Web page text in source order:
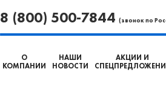
8 (800) 500-7844 (звонок по
О
КОМПАНИИ
НАШИ
НОВОСТИ
АКЦИИ И